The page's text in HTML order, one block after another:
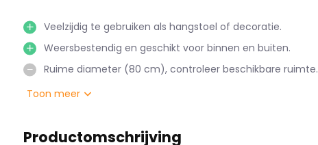
Veelzijdig te gebruiken als hangstoel of decoratie.
Weersbestendig en geschikt voor binnen en buiten.
Ruime diameter (80 cm), controleer beschikbare ruimte.
Toon meer
Productomschrijving